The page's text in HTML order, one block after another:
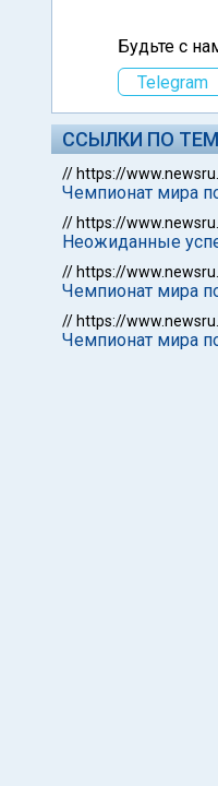
Будьте с
Telegram
ССЫЛКИ ПО
// https://
Чемпионат мира
// https://
Неожиданные
// https://
Чемпионат мира
// https://
Чемпионат мира